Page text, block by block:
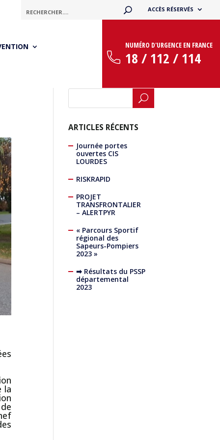
ACCÈS RÉSERVÉS
NUMÉRO D'URGENCE EN FRANCE
18 / 112 / 114
la
ARTICLES RÉCENTS
Journée portes
ouvertes CIS
LOURDES
RISKRAPID
PROJET
TRANSFRONTALIER
– ALERTPYR
« Parcours Sportif
régional des
Sapeurs-Pompiers
2023 »
➡ Résultats du PSSP
départemental
2023